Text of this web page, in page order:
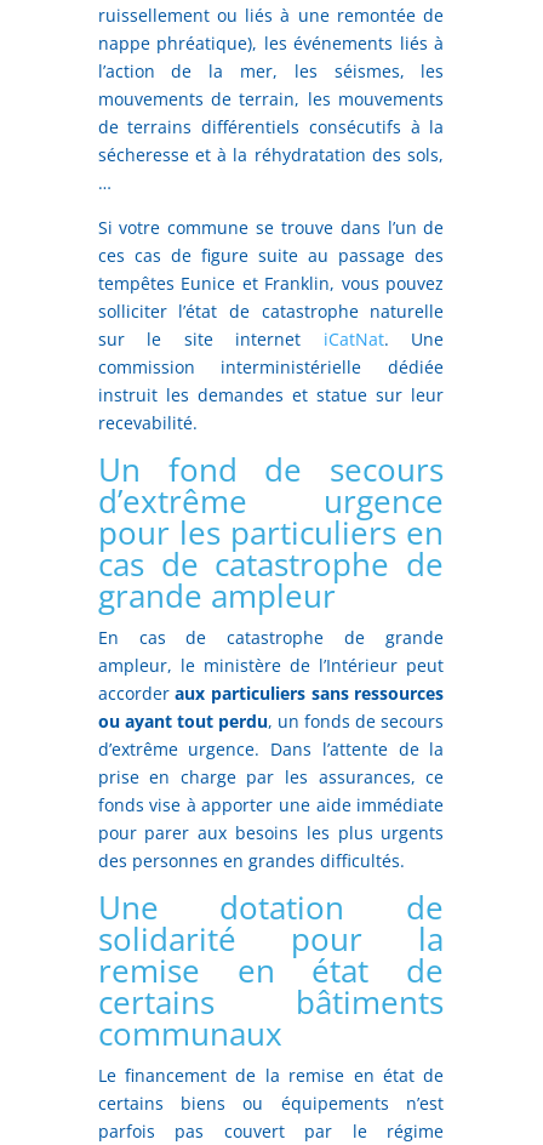
ruissellement ou liés à une remontée de
nappe phréatique), les événements liés à
l’action de la mer, les séismes, les
mouvements de terrain, les mouvements
de terrains différentiels consécutifs à la
sécheresse et à la réhydratation des sols,
…
Si votre commune se trouve dans l’un de
ces cas de figure suite au passage des
tempêtes Eunice et Franklin, vous pouvez
solliciter l’état de catastrophe naturelle
sur le site internet iCatNat. Une
commission interministérielle dédiée
instruit les demandes et statue sur leur
recevabilité.
Un fond de secours
d’extrême urgence
pour les particuliers en
cas de catastrophe de
grande ampleur
En cas de catastrophe de grande
ampleur, le ministère de l’Intérieur peut
accorderaux particuliers sans ressources
ou ayant tout perdu, un fonds de secours
d’extrême urgence. Dans l’attente de la
prise en charge par les assurances, ce
fonds vise à apporter une aide immédiate
pour parer aux besoins les plus urgents
des personnes en grandes difficultés.
Une dotation de
solidarité pour la
remise en état de
certains bâtiments
communaux
Le financement de la remise en état de
certains biens ou équipements n’est
parfois pas couvert par le régime